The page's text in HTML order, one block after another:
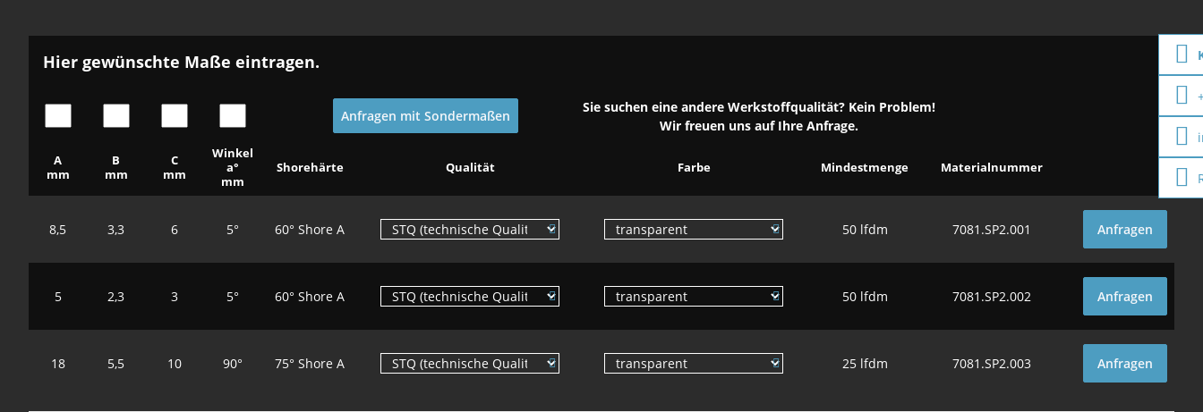
Hier gewünschte Maße eintragen.
Anfragen mit Sondermaßen
Sie suchen eine andere Werkstoffqualität? Kein Problem!
Wir freuen uns auf Ihre Anfrage.
A
mm
B
mm
C
mm
Winkel
a°
mm
Shorehärte Qualität Farbe Mindestmenge Materialnummer
8,5 3,3 6 5° 60° Shore A 50 lfdm 7081.SP2.001 Anfragen
5 2,3 3 5° 60° Shore A 50 lfdm 7081.SP2.002 Anfragen
18 5,5 10 90° 75° Shore A 25 lfdm 7081.SP2.003 Anfragen